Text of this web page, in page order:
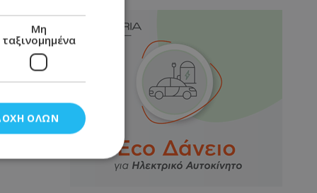
Μη
ταξινομημένα
ΌΛΩΝ